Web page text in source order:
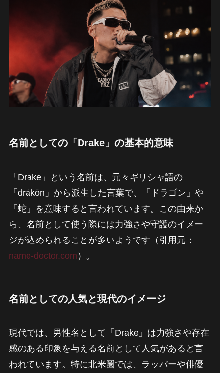
名前としての「Drake」の基本的意味
「Drake」という名前は、元々ギリシャ語の
「drákōn」から派生した言葉で、「ドラゴン」や
「蛇」を意味すると言われています。この由来か
ら、名前として使う際には力強さや守護のイメー
ジが込められることが多いようです（引用元：
name-doctor.com ）。
名前としての人気と現代のイメージ
現代では、男性名として「Drake」は力強さや存在
感のある印象を与える名前として人気があると言
われています。特に北米圏では、ラッパーや俳優